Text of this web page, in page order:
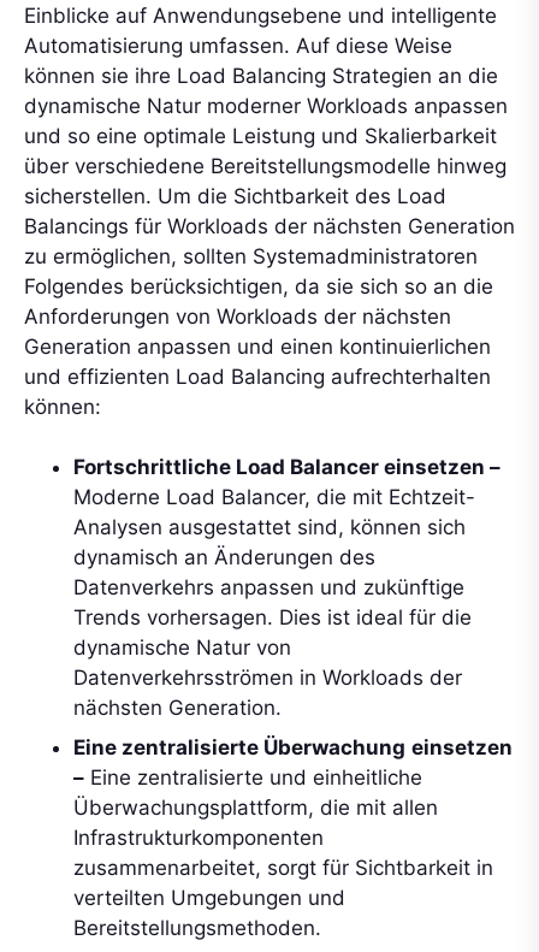
Einblicke auf Anwendungsebene und intelligente
Automatisierung umfassen. Auf diese Weise
können sie ihre Load Balancing Strategien an die
dynamische Natur moderner Workloads anpassen
und so eine optimale Leistung und Skalierbarkeit
über verschiedene Bereitstellungsmodelle hinweg
sicherstellen. Um die Sichtbarkeit des Load
Balancings für Workloads der nächsten Generation
zu ermöglichen, sollten Systemadministratoren
Folgendes berücksichtigen, da sie sich so an die
Anforderungen von Workloads der nächsten
Generation anpassen und einen kontinuierlichen
und effizienten Load Balancing aufrechterhalten
können:
Fortschrittliche Load Balancer einsetzen –
Moderne Load Balancer, die mit Echtzeit-
Analysen ausgestattet sind, können sich
dynamisch an Änderungen des
Datenverkehrs anpassen und zukünftige
Trends vorhersagen. Dies ist ideal für die
dynamische Natur von
Datenverkehrsströmen in Workloads der
nächsten Generation.
Eine zentralisierte Überwachung einsetzen
– Eine zentralisierte und einheitliche
Überwachungsplattform, die mit allen
Infrastrukturkomponenten
zusammenarbeitet, sorgt für Sichtbarkeit in
verteilten Umgebungen und
Bereitstellungsmethoden.